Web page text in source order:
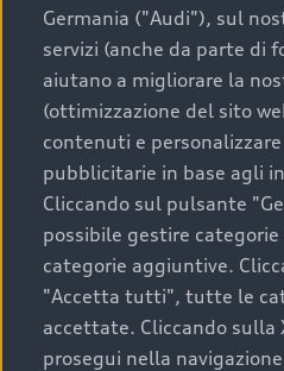
Affida la tua Audi a chi sa
e viaggia con tutta la
Service ti può garantire.
qualità e la sicurezza dei
non rinunci all’eccellenza
tua
Germania ("Audi"), sul
servizi (anche da parte di
aiutano a migliorare la
(ottimizzazione del sito
contenuti e
pubblicitarie in base agli
Cliccando sul pulsante
possibile gestire
categorie aggiuntive.
"Accetta tutti", tutte le
accettate. Cliccando sulla
prosegui nella